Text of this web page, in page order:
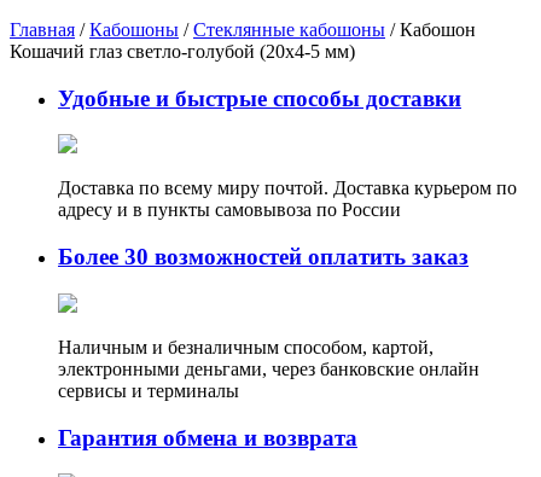
Главная /Кабошоны /Стеклянные кабошоны / Кабошон
Кошачий глаз светло-голубой (20х4-5 мм)
Удобные и быстрые способы доставки
Доставка по всему миру почтой. Доставка курьером по
адресу и в пункты самовывоза по России
Более 30 возможностей оплатить заказ
Наличным и безналичным способом, картой,
электронными деньгами, через банковские онлайн
сервисы и терминалы
Гарантия обмена и возврата